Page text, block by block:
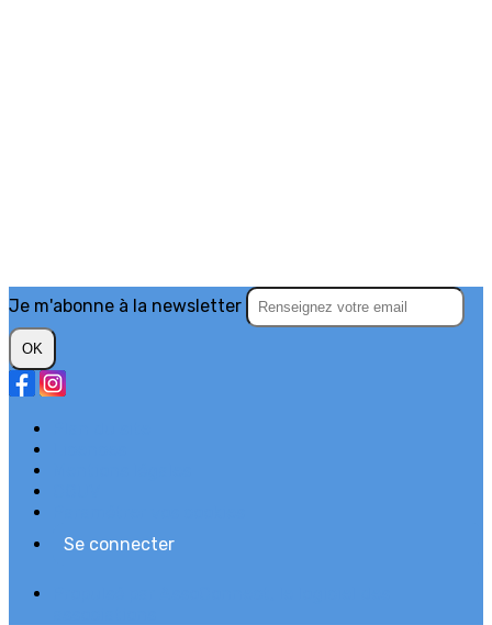
Je m'abonne à la newsletter
OK
Se connecter